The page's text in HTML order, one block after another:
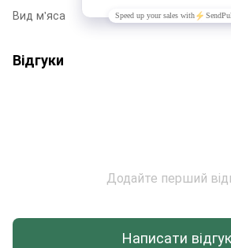
Вид м'яса
Курятина
Відгуки
Додайте перший
Написати відгук